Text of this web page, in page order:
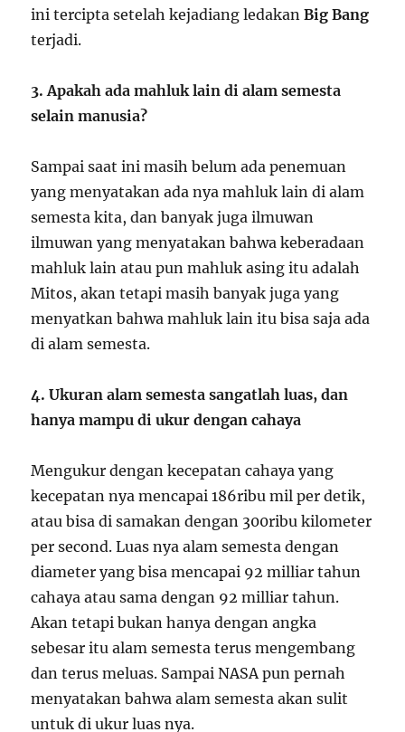
ini tercipta setelah kejadiang ledakanBig Bang
terjadi.
3. Apakah ada mahluk lain di alam semesta
selain manusia?
Sampai saat ini masih belum ada penemuan
yang menyatakan ada nya mahluk lain di alam
semesta kita, dan banyak juga ilmuwan
ilmuwan yang menyatakan bahwa keberadaan
mahluk lain atau pun mahluk asing itu adalah
Mitos, akan tetapi masih banyak juga yang
menyatkan bahwa mahluk lain itu bisa saja ada
di alam semesta.
4. Ukuran alam semesta sangatlah luas, dan
hanya mampu di ukur dengan cahaya
Mengukur dengan kecepatan cahaya yang
kecepatan nya mencapai 186ribu mil per detik,
atau bisa di samakan dengan 300ribu kilometer
per second. Luas nya alam semesta dengan
diameter yang bisa mencapai 92 milliar tahun
cahaya atau sama dengan 92 milliar tahun.
Akan tetapi bukan hanya dengan angka
sebesar itu alam semesta terus mengembang
dan terus meluas. Sampai NASA pun pernah
menyatakan bahwa alam semesta akan sulit
untuk di ukur luas nya.